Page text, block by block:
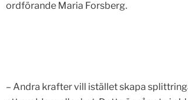
ordförande Maria Forsberg.
– Andra krafter vill istället skapa